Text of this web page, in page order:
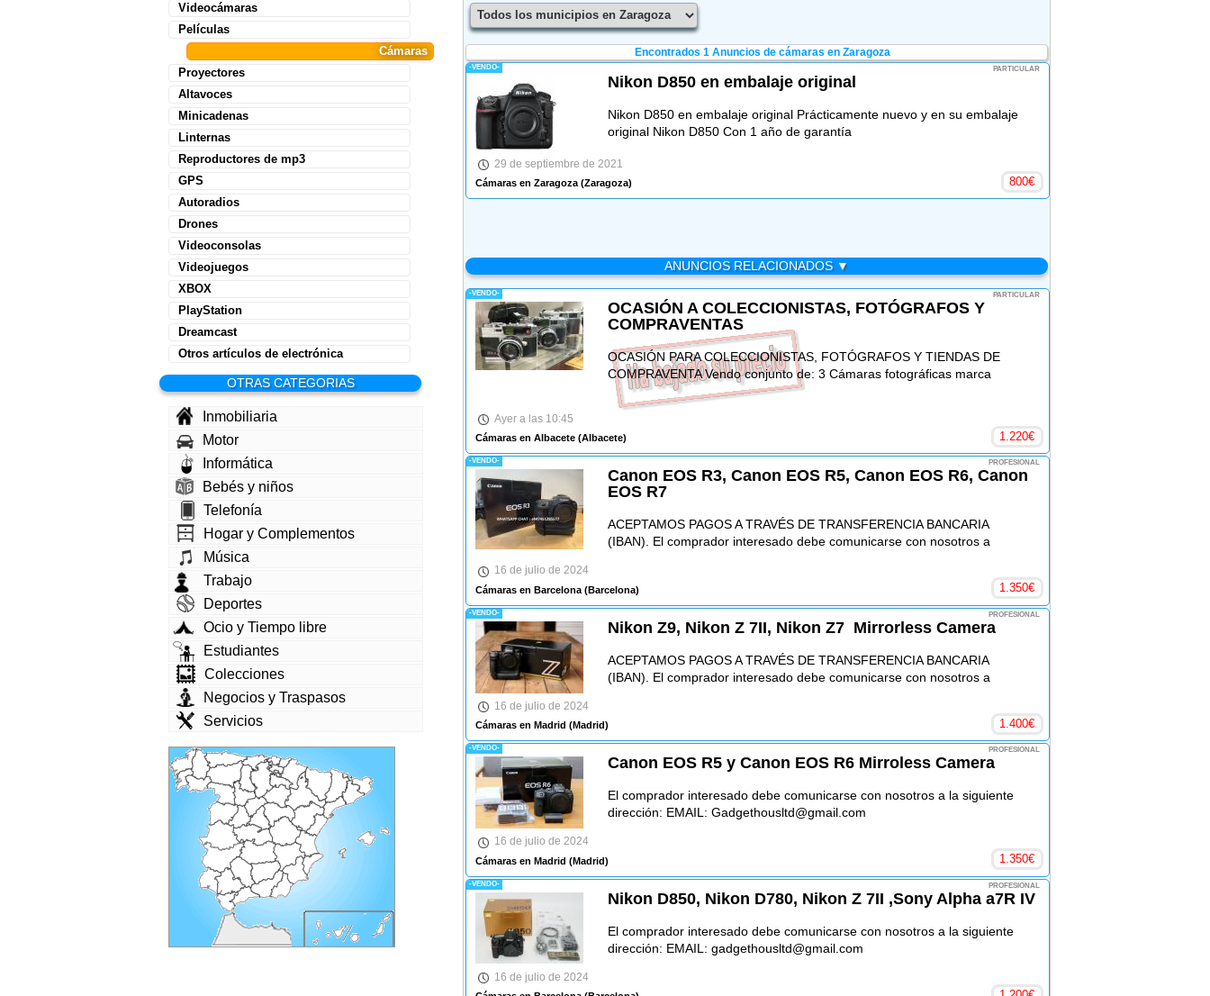
Videocámaras
Películas
Cámaras
Proyectores
Altavoces
Minicadenas
Linternas
Reproductores de mp3
GPS
Autoradios
Drones
Videoconsolas
Videojuegos
XBOX
PlayStation
Dreamcast
Otros artículos de electrónica
OTRAS CATEGORIAS
Inmobiliaria
Motor
Informática
Bebés y niños
Telefonía
Hogar y Complementos
Música
Trabajo
Deportes
Ocio y Tiempo libre
Estudiantes
Colecciones
Negocios y Traspasos
Servicios
Encontrados 1 Anuncios de cámaras en Zaragoza
-VENDO- PARTICULAR
Nikon D850 en embalaje original
Nikon D850 en embalaje original Prácticamente nuevo y en su embalaje
original Nikon D850 Con 1 año de garantía
29 de septiembre de 2021
Cámaras en Zaragoza(Zaragoza) 800€
ANUNCIOS RELACIONADOS ▼
-VENDO- PARTICULAR
OCASIÓN A COLECCIONISTAS, FOTÓGRAFOS Y
COMPRAVENTAS
OCASIÓN PARA COLECCIONISTAS, FOTÓGRAFOS Y TIENDAS DE
COMPRAVENTA Vendo conjunto de: 3 Cámaras fotográficas marca
Ayer a las 10:45
Cámaras en Albacete(Albacete) 1.220€
-VENDO- PROFESIONAL
Canon EOS R3, Canon EOS R5, Canon EOS R6, Canon
EOS R7
ACEPTAMOS PAGOS A TRAVÉS DE TRANSFERENCIA BANCARIA
(IBAN). El comprador interesado debe comunicarse con nosotros a
16 de julio de 2024
Cámaras en Barcelona(Barcelona) 1.350€
-VENDO- PROFESIONAL
Nikon Z9, Nikon Z 7II, Nikon Z7 Mirrorless Camera
ACEPTAMOS PAGOS A TRAVÉS DE TRANSFERENCIA BANCARIA
(IBAN). El comprador interesado debe comunicarse con nosotros a
16 de julio de 2024
Cámaras en Madrid (Madrid) 1.400€
-VENDO- PROFESIONAL
Canon EOS R5 y Canon EOS R6 Mirroless Camera
El comprador interesado debe comunicarse con nosotros a la siguiente
dirección: EMAIL: Gadgethousltd@gmail.com
16 de julio de 2024
Cámaras en Madrid (Madrid) 1.350€
-VENDO- PROFESIONAL
Nikon D850, Nikon D780, Nikon Z 7II ,Sony Alpha a7R IV
El comprador interesado debe comunicarse con nosotros a la siguiente
dirección: EMAIL: gadgethousltd@gmail.com
16 de julio de 2024